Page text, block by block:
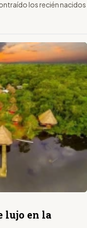
los recién nacidos
lujo en la